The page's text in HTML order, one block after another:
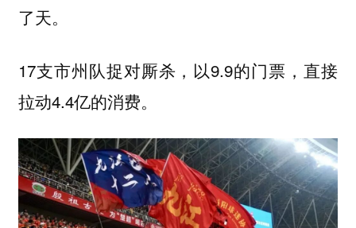
了天。
17支市州队捉对厮杀，以9.9的门票，直接
拉动4.4亿的消费。